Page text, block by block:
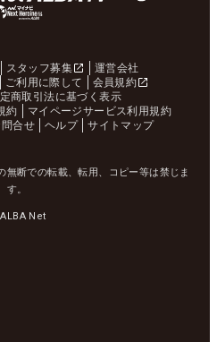
スタッフ募集
運営会社
ご利用に際して
会員規約
商取引法に基づく表示
約
マイページサービス利用規約
問合せ ヘルプ サイトマップ
無断での転載、転用、コピー等は禁じま
す。
Net